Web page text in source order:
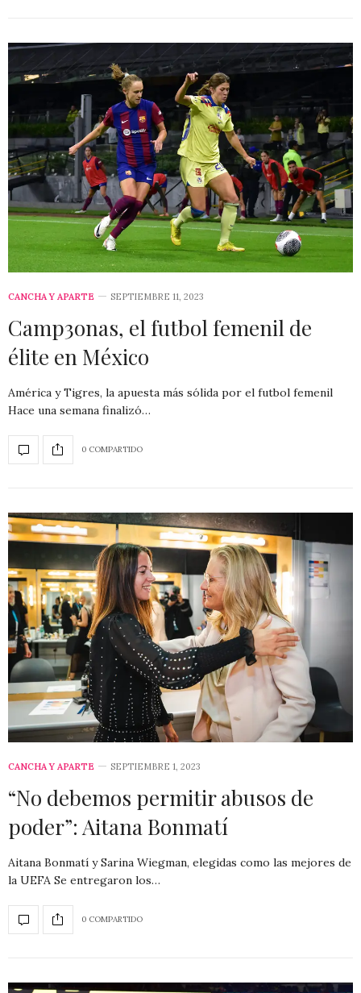
CANCHA Y APARTE SEPTIEMBRE 11, 2023
Camp3onas, el futbol femenil de
élite en México
América y Tigres, la apuesta más sólida por el futbol femenil
Hace una semana finalizó…
0 COMPARTIDO
CANCHA Y APARTE SEPTIEMBRE 1, 2023
“No debemos permitir abusos de
poder”: Aitana Bonmatí
Aitana Bonmatí y Sarina Wiegman, elegidas como las mejores de
la UEFA Se entregaron los…
0 COMPARTIDO